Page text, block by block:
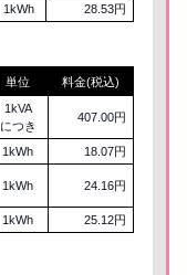
1kWh 28.53円
単位 料金(税込)
1kVA
につき
407.00円
1kWh 18.07円
1kWh 24.16円
1kWh 25.12円